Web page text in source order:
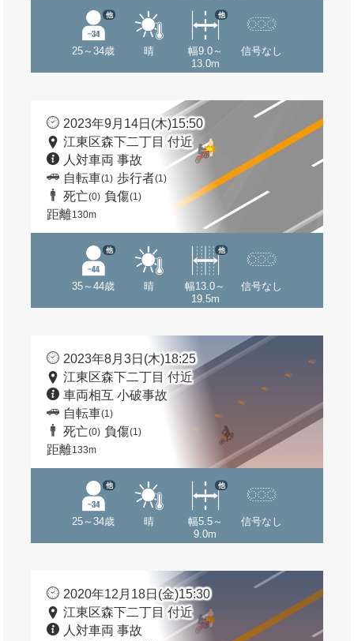
25～34歳
他
晴
幅9.0～
13.0m
他
信号なし
2023年9月14日(木)15:50
江東区森下二丁目 付近
人対車両 事故
自転車(1) 歩行者(1)
死亡(0) 負傷(1)
距離130m
35～44歳
他
晴
幅13.0～
19.5m
他
信号なし
2023年8月3日(木)18:25
江東区森下二丁目 付近
車両相互 小破事故
自転車(1)
死亡(0) 負傷(1)
距離133m
25～34歳
他
晴
幅5.5～
9.0m
他
信号なし
2020年12月18日(金)15:30
江東区森下二丁目 付近
人対車両 事故